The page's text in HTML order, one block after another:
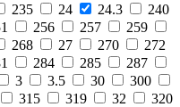
235 24 24.3
240
256 257
259
268 27 270
272
284 285
287
3 3.5 30
300
315 319 32
320